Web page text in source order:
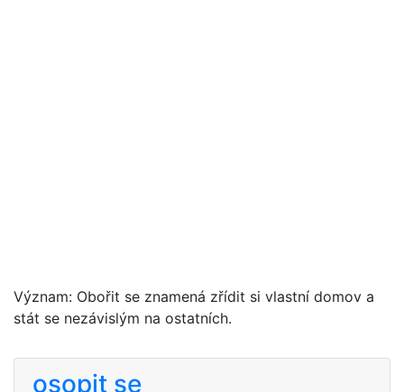
Význam: Obořit se znamená zřídit si vlastní domov a
stát se nezávislým na ostatních.
osopit se